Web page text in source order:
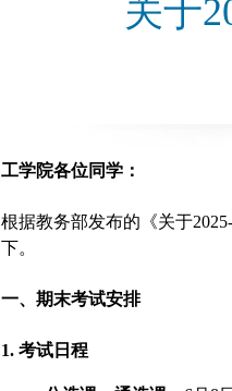
关于
工学院各位同学：
根据教务部发布的《关于
下。
一、期末考试安排
1. 考试日程